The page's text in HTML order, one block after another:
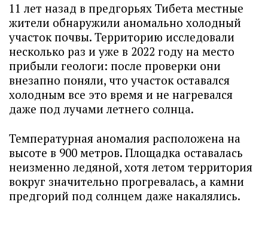
11 лет назад в предгорьях Тибета местные
жители обнаружили аномально холодный
участок почвы. Территорию исследовали
несколько раз и уже в 2022 году на место
прибыли геологи: после проверки они
внезапно поняли, что участок оставался
холодным все это время и не нагревался
даже под лучами летнего солнца.
Температурная аномалия расположена на
высоте в 900 метров. Площадка оставалась
неизменно ледяной, хотя летом территория
вокруг значительно прогревалась, а камни
предгорий под солнцем даже накалялись.